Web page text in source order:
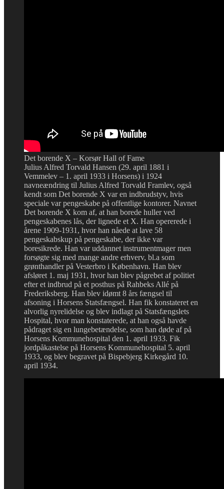
Det borende X – Korsør Hall of Fame
Julius Alfred Torvald Hansen (29. april 1881 i
Vemmelev – 1. april 1933 i Horsens) i 1924
navneændring til Julius Alfred Torvald Framlev, også
kendt som Det borende X var en indbrudstyv, hvis
speciale var pengeskabe på offentlige kontorer. Navnet
Det borende X kom af, at han borede huller ved
pengeskabenes lås, der lignede et X. Han opererede i
årene 1909-1931, hvor han nåede at lave 58
pengeskabskup på pengeskabe, der ikke var
boresikrede. Han var uddannet instrumentmager men
forsøgte sig med mange andre erhverv, bl.a som
grønthandler på Vesterbro i København. Han blev
afsløret 1. maj 1931, hvor han blev pågrebet af politiet
efter et indbrud på et posthus på Rahbeks Allé på
Frederiksberg. Han blev idømt 8 års fængsel til
afsoning i Horsens Statsfængsel. Han fik konstateret en
alvorlig nyrelidelse og blev indlagt på Statsfængslets
Hospital, hvor man konstaterede, at han også havde
pådraget sig en lungebetændelse, som han døde af på
Horsens Kommunehospital den 1. april 1933. Fik
jordpåkastelse på Horsens Kommunehospital 5. april
1933, og blev begravet på Bispebjerg Kirkegård 10.
april 1934.